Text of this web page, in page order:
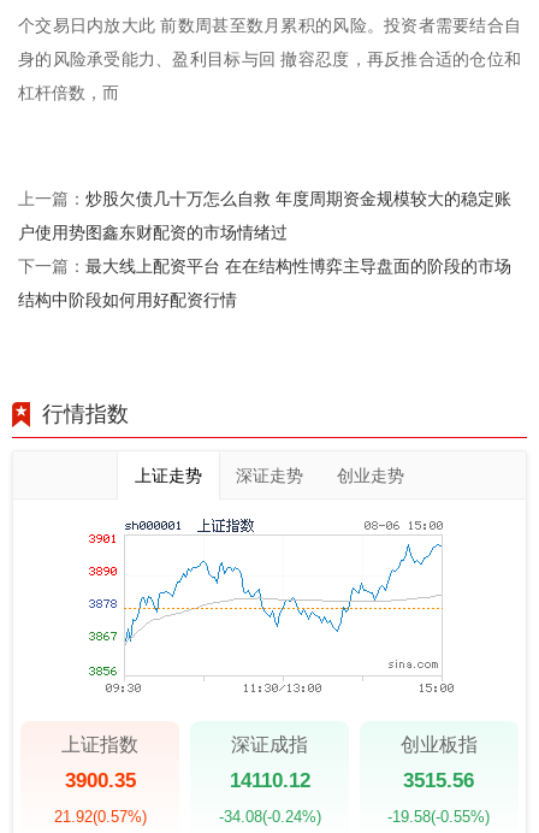
个交易日内放大此 前数周甚至数月累积的风险。投资者需要结合自
身的风险承受能力、盈利目标与回 撤容忍度，再反推合适的仓位和
杠杆倍数，而
上一篇： 炒股欠债几十万怎么自救 年度周期资金规模较大的稳定账
户使用势图鑫东财配资的市场情绪过
下一篇： 最大线上配资平台 在在结构性博弈主导盘面的阶段的市场
结构中阶段如何用好配资行情
行情指数
上证走势 深证走势 创业走势
上证指数
3900.35
21.92(0.57%)
深证成指
14110.12
-34.08(-0.24%)
创业板指
3515.56
-19.58(-0.55%)